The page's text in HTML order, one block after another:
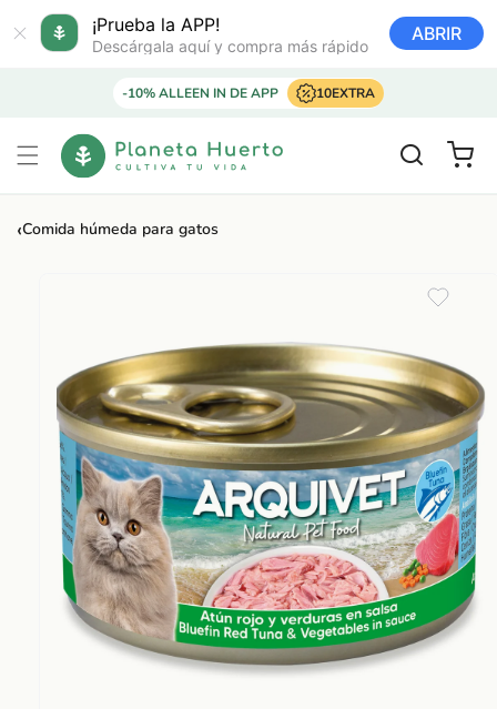
¡Prueba la APP!
Descárgala aquí y compra más rápido
ABRIR
directamente
al contenido
-10% ALLEEN IN DE APP 10EXTRA
Carrito
‹Comida húmeda para gatos